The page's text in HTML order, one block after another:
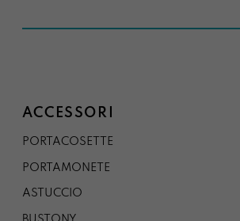
ACCESSORI
PORTACOSETTE
PORTAMONETE
ASTUCCIO